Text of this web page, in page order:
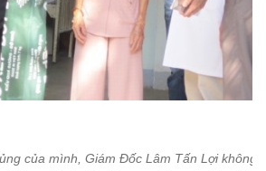
của mình, Giám Đốc Lâm Tấn Lợi không